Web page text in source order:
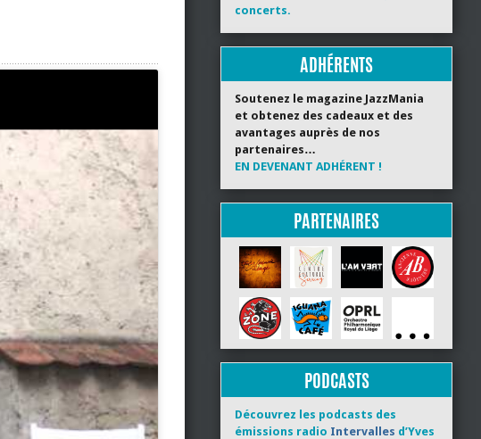
concerts.
ADHÉRENTS
Soutenez le magazine JazzMania
et obtenez des cadeaux et des
avantages auprès de nos
partenaires…
EN DEVENANT ADHÉRENT !
PARTENAIRES
PODCASTS
Découvrez les podcasts des
émissions radio Intervalles d’Yves